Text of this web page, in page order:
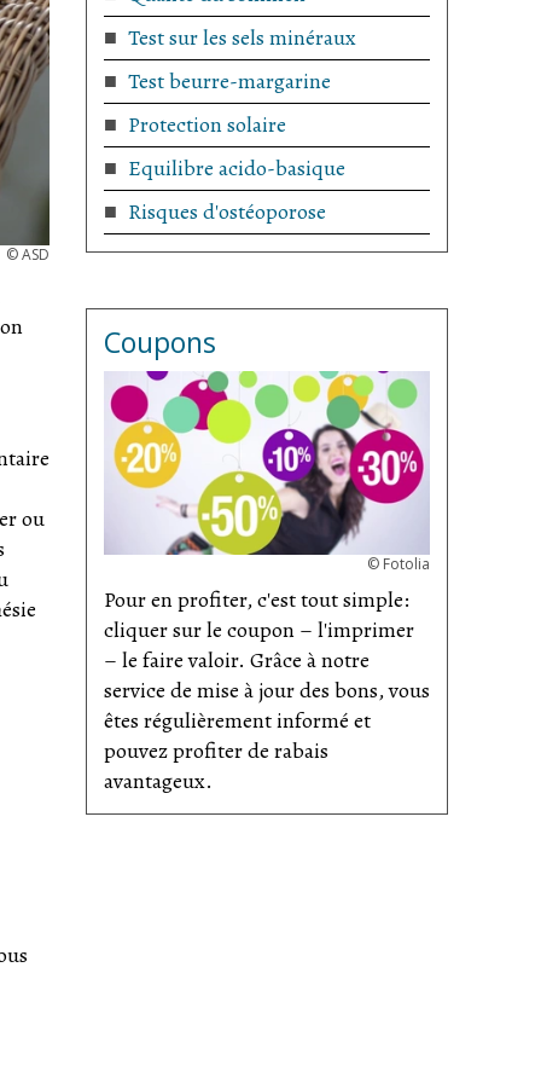
©ASD
ou
Test sur les sels minéraux
Test beurre-margarine
Protection solaire
Equilibre acido-basique
Risques d'ostéoporose
Coupons
© Fotolia
Pour en profiter, c'est tout simple:
cliquer sur le coupon – l'imprimer
– le faire valoir. Grâce à notre
service de mise à jour des bons, vous
êtes régulièrement informé et
pouvez profiter de rabais
avantageux.